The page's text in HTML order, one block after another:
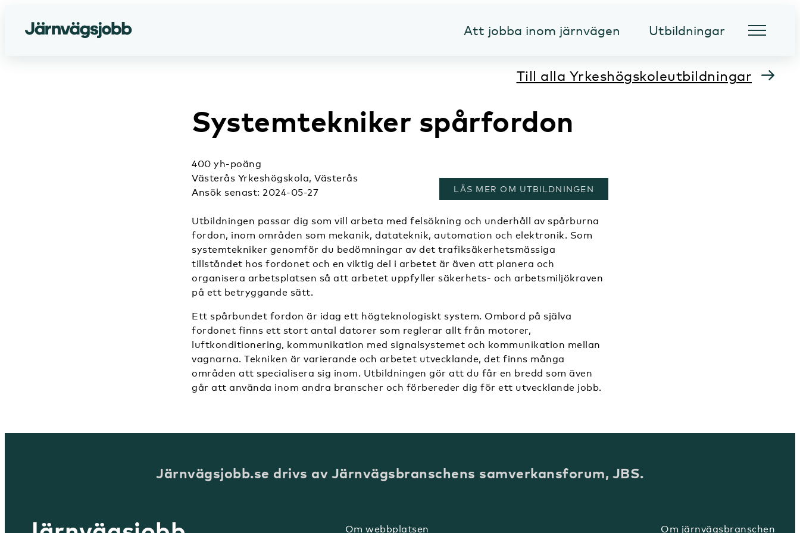
Att jobba inom järnvägen Utbildningar
Till alla Yrkeshögskoleutbildningar
Systemtekniker spårfordon
400 yh-poäng
Västerås Yrkeshögskola, Västerås
Ansök senast: 2024-05-27
LÄS MER OM UTBILDNINGEN
, ÖPPNAS I ETT NYTT FÖNSTER
Utbildningen passar dig som vill arbeta med felsökning och underhåll av spårburna
fordon, inom områden som mekanik, datateknik, automation och elektronik. Som
systemtekniker genomför du bedömningar av det trafiksäkerhetsmässiga
tillståndet hos fordonet och en viktig del i arbetet är även att planera och
organisera arbetsplatsen så att arbetet uppfyller säkerhets- och arbetsmiljökraven
på ett betryggande sätt.
Ett spårbundet fordon är idag ett högteknologiskt system. Ombord på själva
fordonet finns ett stort antal datorer som reglerar allt från motorer,
luftkonditionering, kommunikation med signalsystemet och kommunikation mellan
vagnarna. Tekniken är varierande och arbetet utvecklande, det finns många
områden att specialisera sig inom. Utbildningen gör att du får en bredd som även
går att använda inom andra branscher och förbereder dig för ett utvecklande jobb.
Järnvägsjobb.se drivs av Järnvägsbranschens samverkansforum, JBS.
Om webbplatsen Om järnvägsbranschen